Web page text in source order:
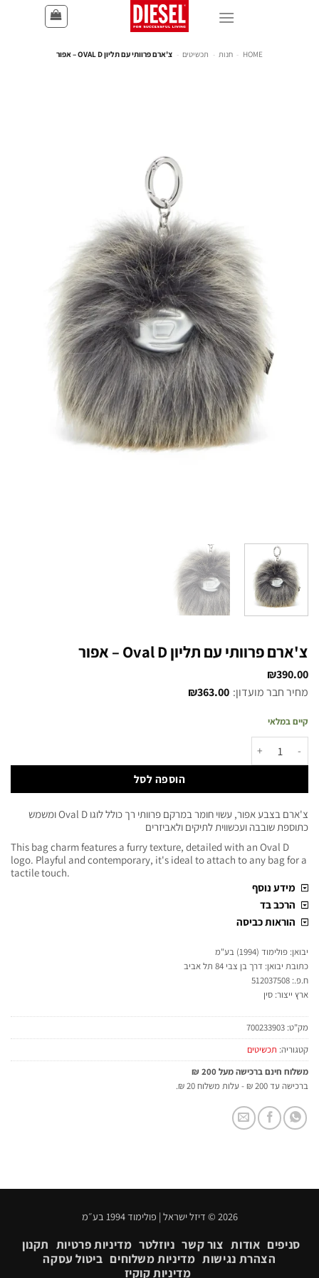
HOME
- חנות - תכשיטים - צ'ארם פרוותי עם תליון OVAL D – אפור
צ'ארם פרוותי עם תליון Oval D – אפור
₪390.00
מחיר חבר מועדון:
₪363.00
קיים במלאי
הוספה לסל
צ'ארם בצבע אפור, עשוי חומר במרקם פרוותי רך כולל לוגו Oval D ומשמש
כתוספת שובבה ועכשווית לתיקים ולאביזרים
This bag charm features a furry texture, detailed with an Oval D
logo. Playful and contemporary, it's ideal to attach to any bag for a
tactile touch.
מידע נוסף
הרכב בד
הוראות כביסה
יבואן: פולימוד (1994) בע"מ
כתובת יבואן: דרך בן צבי 84 תל אביב
ח.פ.: 512037508
ארץ ייצור: סין
מק"ט: 700233903
קטגוריה: תכשיטים
משלוח חינם ברכישה מעל 200 ₪
ברכישה עד 200 ₪ - עלות משלוח 20 ₪.
2026 © דיזל ישראל | פולימוד 1994 בע״מ
סניפים אודות צור קשר ניוזלטר מדיניות פרטיות תקנון
הצהרת נגישות מדיניות משלוחים ביטול עסקה
מדיניות קוקיז